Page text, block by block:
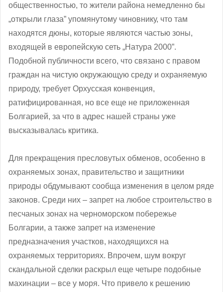
общественностью, то жители района немедленно бы
„открыли глаза” упомянутому чиновнику, что там
находятся дюны, которые являются частью зоны,
входящей в европейскую сеть „Натура 2000”.
Подобной публичности всего, что связано с правом
граждан на чистую окружающую среду и охраняемую
природу, требует Орхусская конвенция,
ратифицированная, но все еще не приложенная
Болгарией, за что в адрес нашей страны уже
высказывалась критика.
Для прекращения пресловутых обменов, особенно в
охраняемых зонах, правительство и защитники
природы обдумывают сообща изменения в целом ряде
законов. Среди них – запрет на любое строительство в
песчаных зонах на черноморском побережье
Болгарии, а также запрет на изменение
предназначения участков, находящихся на
охраняемых территориях. Впрочем, шум вокруг
скандальной сделки раскрыл еще четыре подобные
махинации – все у моря. Что привело к решению